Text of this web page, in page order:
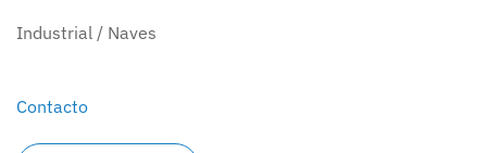
Industrial / Naves
Contacto